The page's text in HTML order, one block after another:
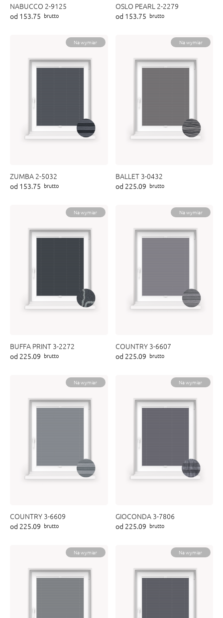
NABUCCO 2-9125
od 153.75 brutto
OSLO PEARL 2-2279
od 153.75 brutto
Na wymiar
ZUMBA 2-5032
od 153.75 brutto
Na wymiar
BALLET 3-0432
od 225.09 brutto
Na wymiar
BUFFA PRINT 3-2272
od 225.09 brutto
Na wymiar
COUNTRY 3-6607
od 225.09 brutto
Na wymiar
COUNTRY 3-6609
od 225.09 brutto
Na wymiar
GIOCONDA 3-7806
od 225.09 brutto
Na wymiar Na wymiar